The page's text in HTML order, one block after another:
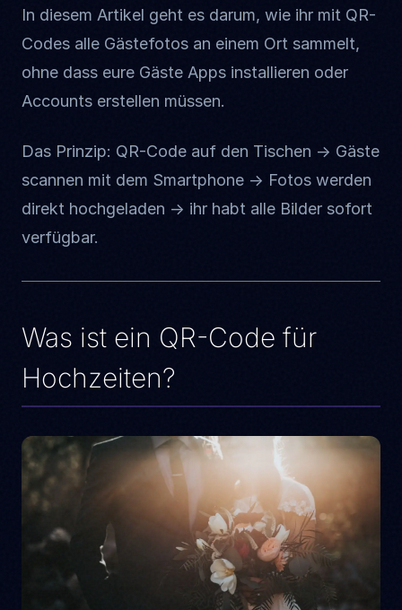
In diesem Artikel geht es darum, wie ihr mit QR-
Codes alle Gästefotos an einem Ort sammelt,
ohne dass eure Gäste Apps installieren oder
Accounts erstellen müssen.
Das Prinzip: QR-Code auf den Tischen → Gäste
scannen mit dem Smartphone → Fotos werden
direkt hochgeladen → ihr habt alle Bilder sofort
verfügbar.
Was ist ein QR-Code für
Hochzeiten?